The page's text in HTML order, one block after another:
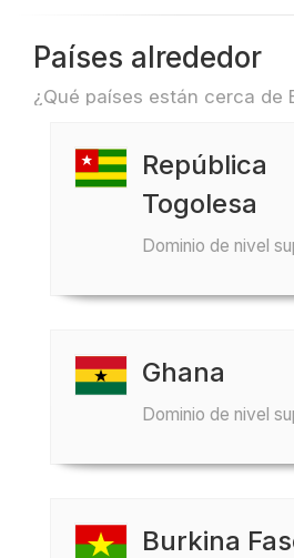
Países alrededor
República
Togolesa
Dominio de nivel
Ghana
Dominio de nivel
Burkina